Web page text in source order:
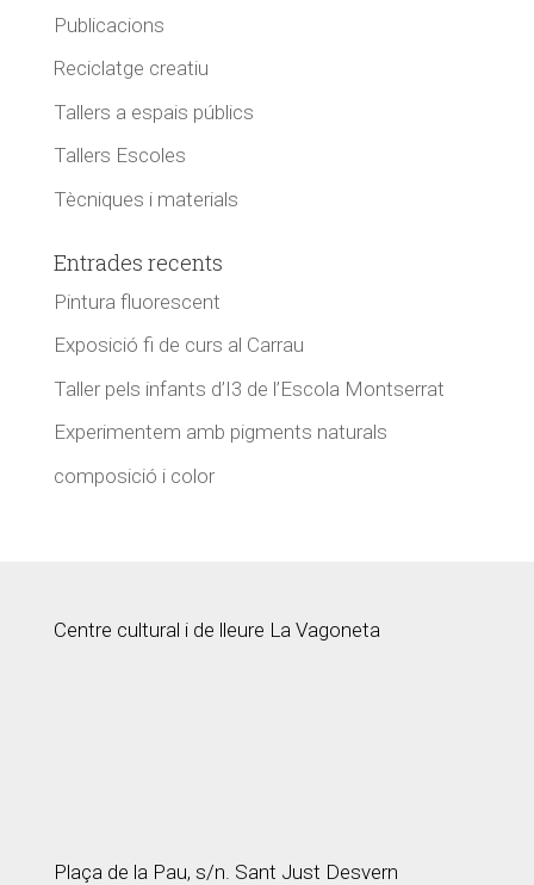
Publicacions
Reciclatge creatiu
Tallers a espais públics
Tallers Escoles
Tècniques i materials
Entrades recents
Pintura fluorescent
Exposició fi de curs al Carrau
Taller pels infants d’I3 de l’Escola Montserrat
Experimentem amb pigments naturals
composició i color
Centre cultural i de lleure La Vagoneta
Plaça de la Pau, s/n. Sant Just Desvern